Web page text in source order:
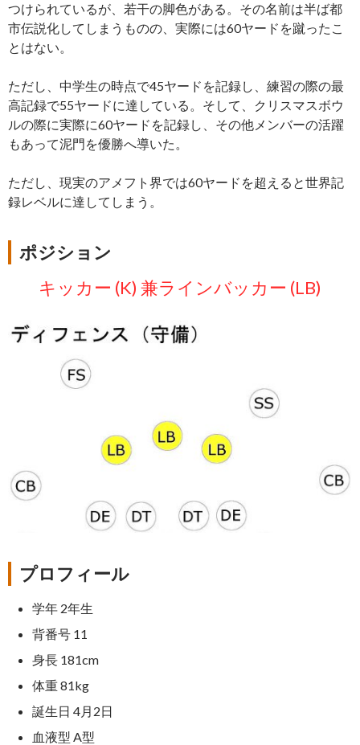
つけられているが、若干の脚色がある。その名前は半ば都
市伝説化してしまうものの、実際には60ヤードを蹴ったこ
とはない。
ただし、中学生の時点で45ヤードを記録し、練習の際の最
高記録で55ヤードに達している。そして、クリスマスボウ
ルの際に実際に60ヤードを記録し、その他メンバーの活躍
もあって泥門を優勝へ導いた。
ただし、現実のアメフト界では60ヤードを超えると世界記
録レベルに達してしまう。
ポジション
キッカー (K) 兼ラインバッカー (LB)
プロフィール
学年 2年生
背番号 11
身長 181cm
体重 81kg
誕生日 4月2日
血液型 A型